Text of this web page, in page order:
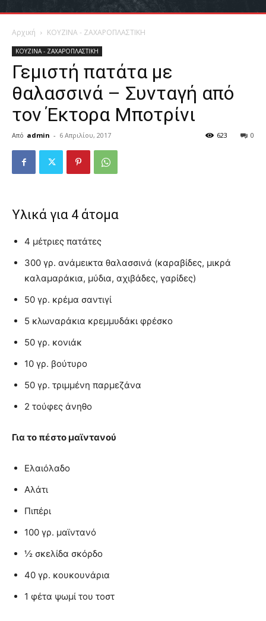
Αρχική ΚΟΥΖΙΝΑ - ΖΑΧΑΡΟΠΛΑΣΤΙΚΗ
ΚΟΥΖΙΝΑ - ΖΑΧΑΡΟΠΛΑΣΤΙΚΗ
Γεμιστή πατάτα με
θαλασσινά – Συνταγή από
τον Έκτορα Μποτρίνι
Από admin - 6 Απριλίου, 2017 0
623
Υλικά για 4 άτομα
4 μέτριες πατάτες
300 γρ. ανάμεικτα θαλασσινά (καραβίδες, μικρά
καλαμαράκια, μύδια, αχιβάδες, γαρίδες)
50 γρ. κρέμα σαντιγί
5 κλωναράκια κρεμμυδάκι φρέσκο
50 γρ. κονιάκ
10 γρ. βούτυρο
50 γρ. τριμμένη παρμεζάνα
2 τούφες άνηθο
Για το πέστο μαϊντανού
Ελαιόλαδο
Αλάτι
Πιπέρι
100 γρ. μαϊντανό
½ σκελίδα σκόρδο
40 γρ. κουκουνάρια
1 φέτα ψωμί του τοστ